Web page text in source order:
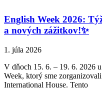
English Week 2026:
a nových zážitkov!✨
1. júla 2026
V dňoch 15. 6. – 19. 6. 2026
Week, ktorý sme
International House. Tento